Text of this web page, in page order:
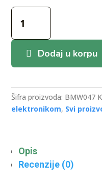
Bmw
Cas2
ID46
MHz
3
Remote
-
Dodaj u korpu
Šifra proizvoda: BMW047
elektronikom, Svi
Opis
Recenzije (0)